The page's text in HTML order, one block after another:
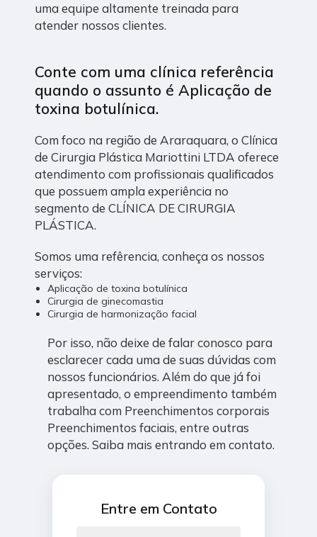
uma equipe altamente treinada para
atender nossos clientes.
Conte com uma clínica referência
quando o assunto éAplicação de
toxina botulínica.
Com foco na região de Araraquara, o Clínica
de Cirurgia Plástica Mariottini LTDA oferece
atendimento com profissionais qualificados
que possuem ampla experiência no
segmento de CLÍNICA DE CIRURGIA
PLÁSTICA.
Somos uma refêrencia, conheça os nossos
serviços:
Aplicação de toxina botulínica
Cirurgia de ginecomastia
Cirurgia de harmonização facial
Por isso, não deixe de falar conosco para
esclarecer cada uma de suas dúvidas com
nossos funcionários. Além do que já foi
apresentado, o empreendimento também
trabalha com Preenchimentos corporais
Preenchimentos faciais, entre outras
opções. Saiba mais entrando em contato.
Entre em Contato